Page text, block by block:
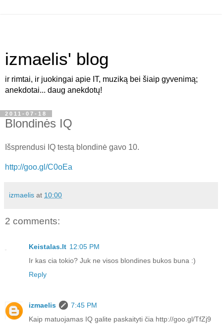
izmaelis' blog
ir rimtai, ir juokingai apie IT, muziką bei šiaip gyvenimą;
anekdotai... daug anekdotų!
2011-07-18
Blondinės IQ
Išsprendusi IQ testą blondinė gavo 10.
http://goo.gl/C0oEa
izmaelis at 10:00
2 comments:
Keistalas.lt 12:05 PM
Ir kas cia tokio? Juk ne visos blondines bukos buna :)
Reply
izmaelis
7:45 PM
Kaip matuojamas IQ galite paskaityti čia http://goo.gl/TfZj9